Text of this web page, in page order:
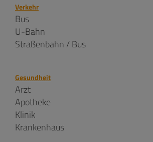
Verkehr
Bus
U-Bahn
Straßenbahn / Bus
Gesundheit
Arzt
Apotheke
Klinik
Krankenhaus